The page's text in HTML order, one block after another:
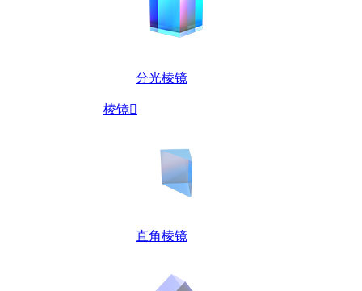
分光棱镜
棱镜
直角棱镜